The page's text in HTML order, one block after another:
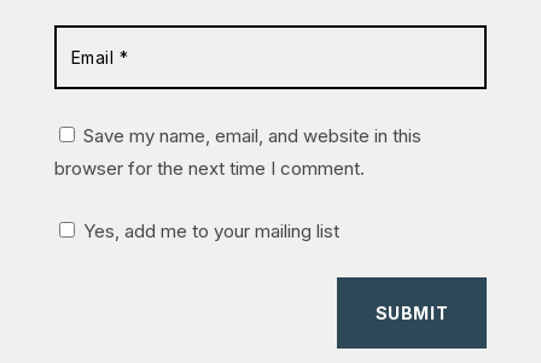
Save my name, email, and website in this
browser for the next time I comment.
Yes, add me to your mailing list
SUBMIT